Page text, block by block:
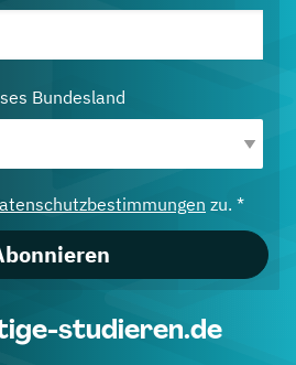
Bundesland
zu. *
studieren.de